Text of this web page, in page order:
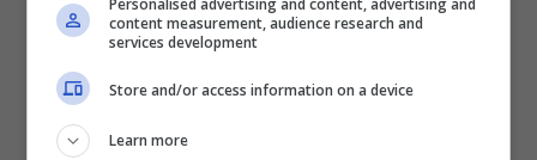
Maria De Filippi.
Per la compagna di Berlusconi triplo
appuntamento stagionale:
content measurement, audience research and
services development
Store and/or access information on a device
Learn more